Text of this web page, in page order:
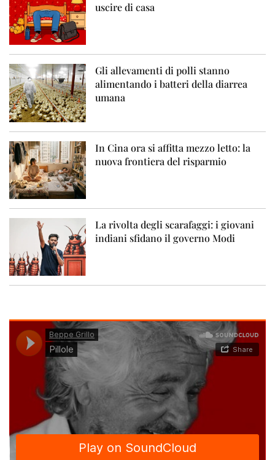
uscire di casa
Gli allevamenti di polli stanno
alimentando i batteri della diarrea
umana
In Cina ora si affitta mezzo letto: la
nuova frontiera del risparmio
La rivolta degli scarafaggi: i giovani
indiani sfidano il governo Modi